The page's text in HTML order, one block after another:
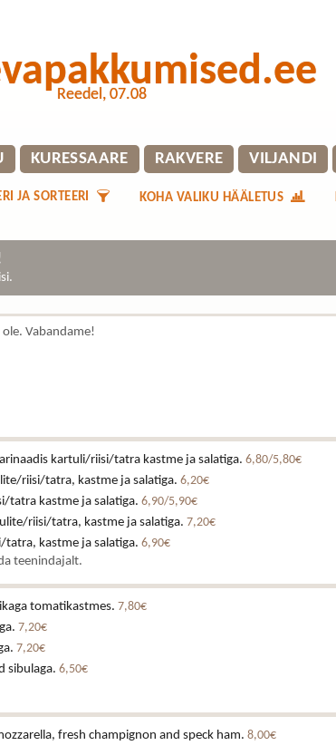
Reedel, 07.08
KURESSAARE RAKVERE VILJANDI
KOHA VALIKU HÄÄLETUS
JA SORTEERI
Vabandame!
kartuli/riisi/tatra kastme ja salatiga. 6,80/5,80€
riisi/tatra, kastme ja salatiga. 6,20€
tatra kastme ja salatiga. 6,90/5,90€
riisi/tatra, kastme ja salatiga. 7,20€
kastme ja salatiga. 6,90€
teenindajalt.
tomatikastmes. 7,80€
7,20€
7,20€
sibulaga. 6,50€
fresh champignon and speck ham. 8,00€